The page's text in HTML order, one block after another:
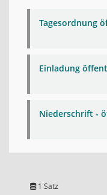
Tagesordnung
Einladung
Niederschrift -
1 Satz